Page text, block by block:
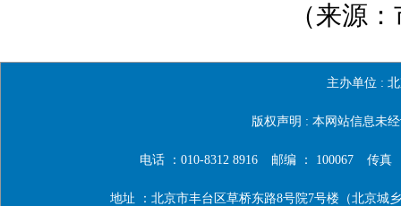
（来源
主办单位 :
版权声明 : 本网站信息未
电话 ：010-8312 8916 邮编 ： 100067 传真
地址 ：北京市丰台区草桥东路8号院7号楼（北京城